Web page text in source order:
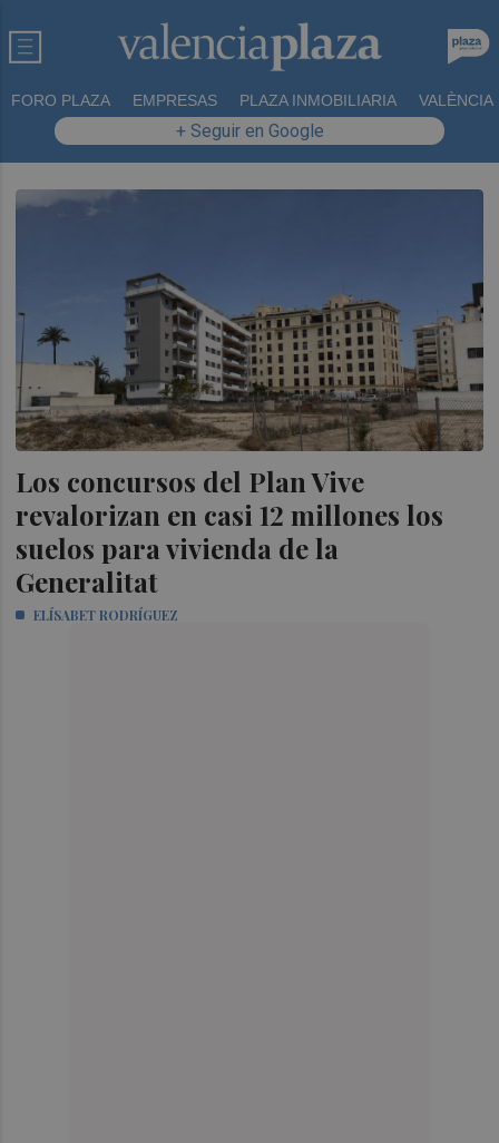
FORO PLAZA EMPRESAS PLAZA INMOBILIARIA VALÈNCIA
+ Seguir en Google
Los concursos del Plan Vive
revalorizan en casi 12 millones los
suelos para vivienda de la
Generalitat
ELÍSABET RODRÍGUEZ